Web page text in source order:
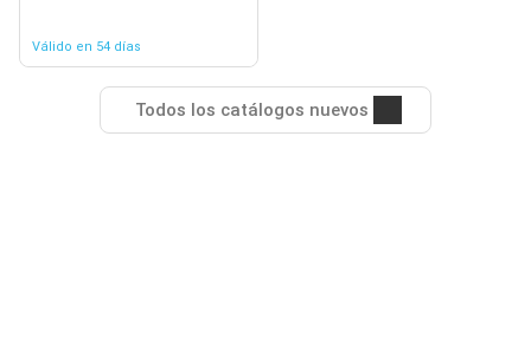
Válido en 54 días
Todos los catálogos nuevos